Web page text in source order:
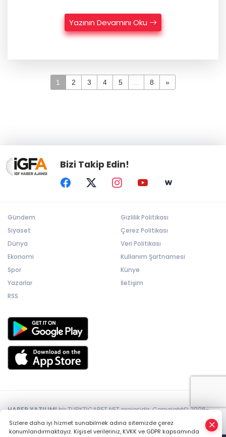
Yazının Devamını Oku
1 2 3 4 5 ... 8 »
Bizi Takip Edin!
Gündem
Siyaset
Dünya
Ekonomi
Spor
Yazarlar
RSS
Gizlilik Politikası
Çerez Politikası
Veri Politikası
Kullanım Şartnamesi
Künye
İletişim
HABER YAZILIMIbir TURKTICARET.NET projesidir. Copyright© 2006-
Sizlere daha iyi hizmet sunabilmek adına sitemizde çerez
konumlandırmaktayız. Kişisel verileriniz, KVKK ve GDPR kapsamında